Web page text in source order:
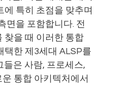
에 특히 초점을 맞추며
면을 포함합니다. 전
찾을 때 이러한 통합
택한 제3세대 ALSP를
들은 사람, 프로세스,
통합 아키텍처에서